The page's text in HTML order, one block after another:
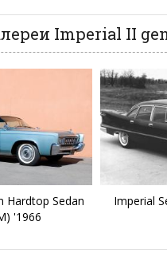
Imperial II
Hardtop Sedan
'1966
Imperial